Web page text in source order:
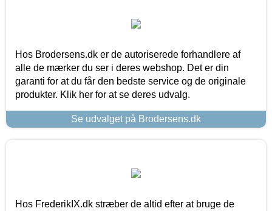
Hos Brodersens.dk er de autoriserede forhandlere af
alle de mærker du ser i deres webshop. Det er din
garanti for at du får den bedste service og de originale
produkter. Klik her for at se deres udvalg.
Se udvalget på Brodersens.dk
Hos FrederikIX.dk stræber de altid efter at bruge de